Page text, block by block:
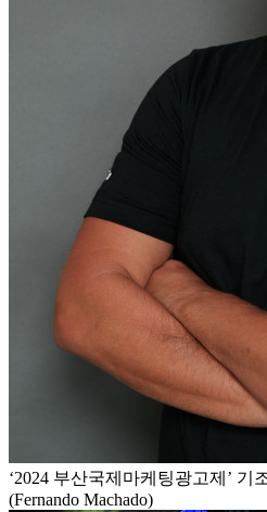
‘2024 부산국제마케팅광고제’ 기
(Fernando Machado)